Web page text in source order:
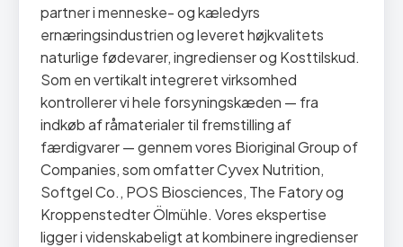
partner i menneske- og kæledyrs
ernæringsindustrien og leveret højkvalitets
naturlige fødevarer, ingredienser og Kosttilskud.
Som en vertikalt integreret virksomhed
kontrollerer vi hele forsyningskæden — fra
indkøb af råmaterialer til fremstilling af
færdigvarer — gennem vores Bioriginal Group of
Companies, som omfatter Cyvex Nutrition,
Softgel Co., POS Biosciences, The Fatory og
Kroppenstedter Ölmühle. Vores ekspertise
ligger i videnskabeligt at kombinere ingredienser